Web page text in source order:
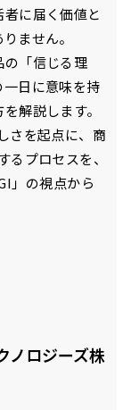
に届く価値と
ません。
「信じる理
日に意味を持
解説します。
さを起点に、商
プロセスを、
」の視点から
ノロジーズ株